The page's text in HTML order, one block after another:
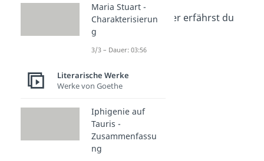
Noch mehr darüber erfährst du
jetzt!
Maria Stuart -
Charakterisierun
g
3/3 – Dauer: 03:56
Literarische Werke
Werke von Goethe
Iphigenie auf
Tauris -
Zusammenfassu
ng